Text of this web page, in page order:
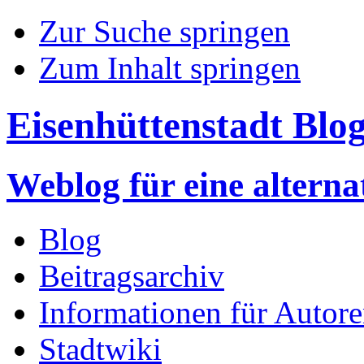
Zur Suche springen
Zum Inhalt springen
Eisenhüttenstadt
Weblog für eine
Blog
Beitragsarchiv
Informationen für
Stadtwiki